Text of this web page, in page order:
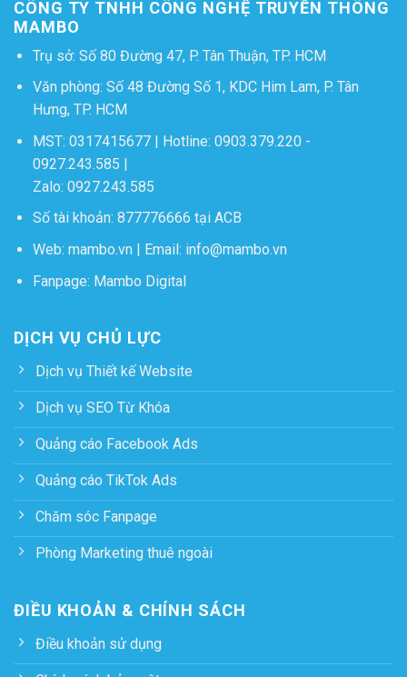
CÔNG TY TNHH CÔNG NGHỆ TRUYỀN THÔNG
MAMBO
Trụ sở: Số 80 Đường 47, P. Tân Thuận, TP. HCM
Văn phòng: Số 48 Đường Số 1, KDC Him Lam, P. Tân
Hưng, TP. HCM
MST: 0317415677 | Hotline: 0903.379.220-
0927.243.585 |
Zalo: 0927.243.585
Số tài khoản: 877776666 tại ACB
Web: mambo.vn| Email: info@mambo.vn
Fanpage: Mambo Digital
DỊCH VỤ CHỦ LỰC
Dịch vụ Thiết kế Website
Dịch vụ SEO Từ Khóa
Quảng cáo Facebook Ads
Quảng cáo TikTok Ads
Chăm sóc Fanpage
Phòng Marketing thuê ngoài
ĐIỀU KHOẢN & CHÍNH SÁCH
Điều khoản sử dụng